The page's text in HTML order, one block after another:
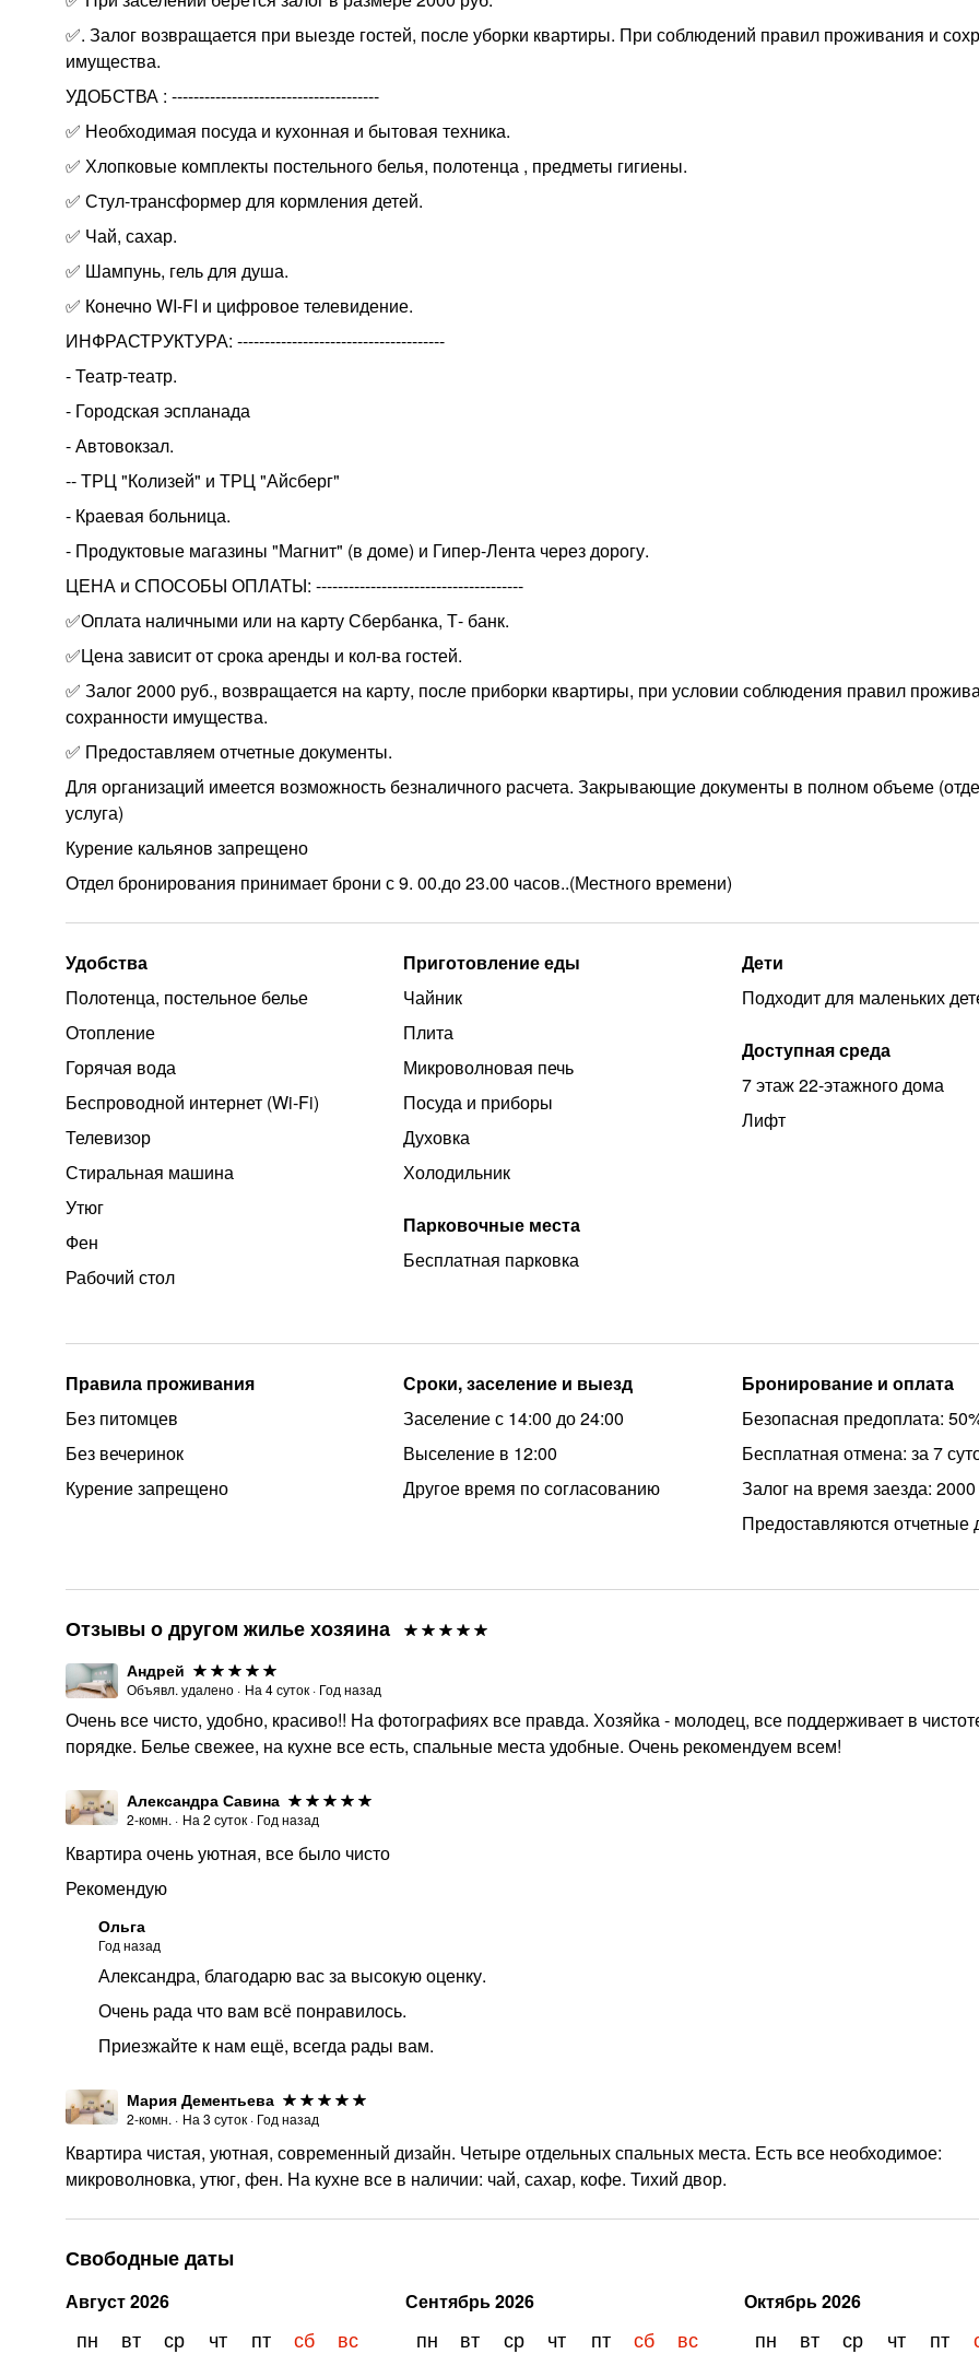
✅. Залог возвращается при выезде гостей, после уборки квартиры. При соблюдений правил проживания и
имущества.
УДОБСТВА : --------------------------------------
✅ Необходимая посуда и кухонная и бытовая техника.
✅ Хлопковые комплекты постельного белья, полотенца , предметы гигиены.
✅ Стул-трансформер для кормления детей.
✅ Чай, сахар.
✅ Шампунь, гель для душа.
✅ Конечно WI-FI и цифровое телевидение.
ИНФРАСТРУКТУРА: --------------------------------------
- Театр-театр.
- Городская эспланада
- Автовокзал.
-- ТРЦ "Колизей" и ТРЦ "Айсберг"
- Краевая больница.
- Продуктовые магазины "Магнит" (в доме) и Гипер-Лента через дорогу.
ЦЕНА и СПОСОБЫ ОПЛАТЫ: --------------------------------------
✅Оплата наличными или на карту Сбербанка, Т- банк.
✅Цена зависит от срока аренды и кол-ва гостей.
✅ Залог 2000 руб., возвращается на карту, после приборки квартиры, при условии соблюдения правил
сохранности имущества.
✅ Предоставляем отчетные документы.
Для организаций имеется возможность безналичного расчета. Закрывающие документы в полном объеме
услуга)
Курение кальянов запрещено
Отдел бронирования принимает брони с 9. 00.до 23.00 часов..(Местного времени)
Удобства
Полотенца, постельное белье
Отопление
Горячая вода
Беспроводной интернет (Wi‑Fi)
Телевизор
Стиральная машина
Утюг
Фен
Рабочий стол
Приготовление еды
Чайник
Плита
Микроволновая печь
Посуда и приборы
Духовка
Холодильник
Парковочные места
Бесплатная парковка
Дети
Подходит для маленьких
Доступная среда
7 этаж 22-этажного дома
Лифт
Правила проживания
Без питомцев
Без вечеринок
Курение запрещено
Сроки, заселение и выезд
Заселение с 14:00 до 24:00
Выселение в 12:00
Другое время по согласованию
Бронирование и оплата
Безопасная предоплата:
Бесплатная отмена: за 7
Залог на время заезда:
Предоставляются отчетные
Свободные даты
Август2026
пн вт ср чт пт сб вс
Сентябрь2026
пн вт ср чт пт сб вс
Октябрь2026
пн вт ср чт пт
Отзывы о другом жилье хозяина
Андрей
Объявл. удалено · На 4суток · Год назад
Очень все чисто, удобно, красиво!! На фотографиях все правда. Хозяйка - молодец, все поддерживает в
порядке. Белье свежее, на кухне все есть, спальные места удобные. Очень рекомендуем всем!
Александра Савина
2-комн. · На 2 суток · Год назад
Квартира очень уютная, все было чисто
Рекомендую
Ольга
Год назад
Александра, благодарю вас за высокую оценку.
Очень рада что вам всё понравилось.
Приезжайте к нам ещё, всегда рады вам.
Мария Дементьева
2-комн. · На 3 суток · Год назад
Квартира чистая, уютная, современный дизайн. Четыре отдельных спальных места. Есть все необходимое:
микроволновка, утюг, фен. На кухне все в наличии: чай, сахар, кофе. Тихий двор.